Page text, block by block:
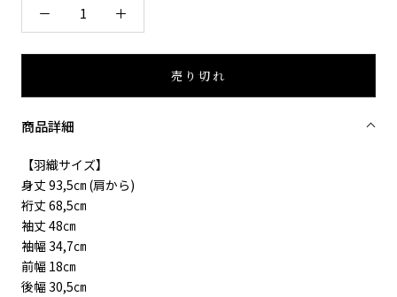
売り切れ
商品詳細
【羽織サイズ】
身丈 93,5㎝ (肩から)
裄丈 68,5㎝
袖丈 48㎝
袖幅 34,7㎝
前幅 18㎝
後幅 30,5㎝